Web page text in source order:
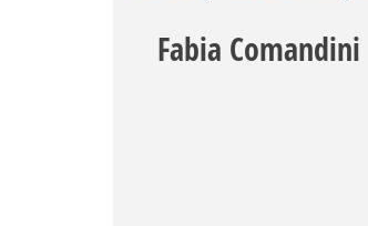
Fabia Comandini